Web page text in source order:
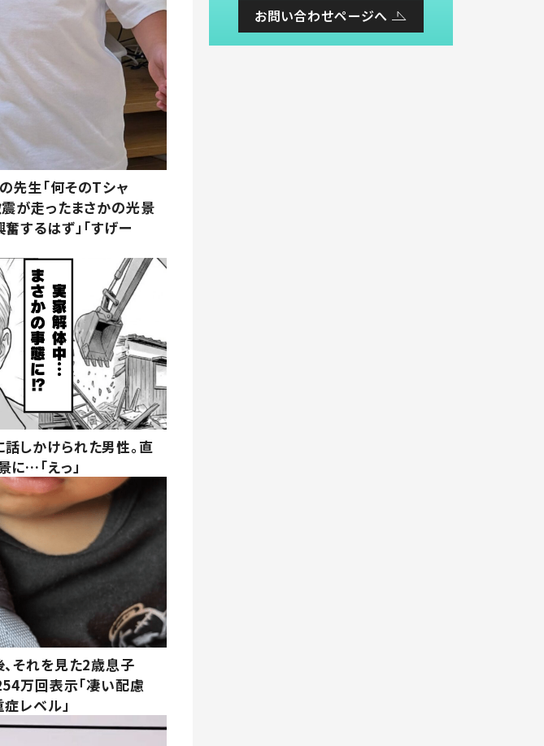
先生「何そのTシャ
が走ったまさかの光景
するはず」「すげー
しかけられた男性。直
に…「えっ」
それを見た2歳息子
万回表示「凄い配慮
症レベル」
お問い合わせページへ